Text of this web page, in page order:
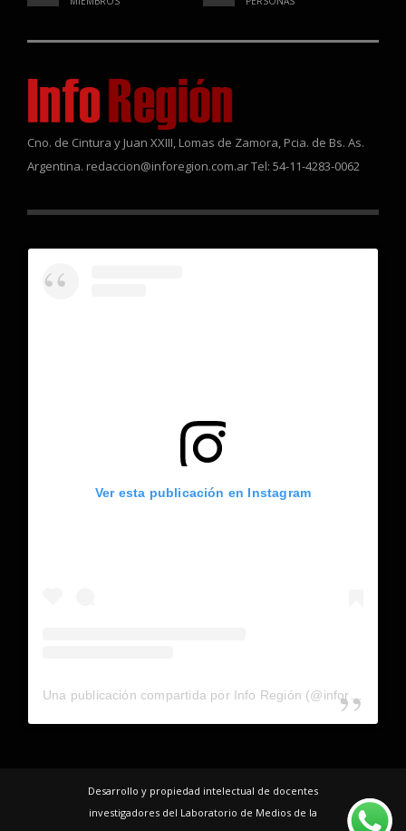
Cno. de Cintura y Juan XXIII, Lomas de Zamora, Pcia. de Bs. As.
Argentina. redaccion@inforegion.com.ar Tel: 54-11-4283-0062
Ver esta publicación en Instagram
Una publicación compartida por Info Región (@inforegion_redes)
Desarrollo y propiedad intelectual de docentes
investigadores del Laboratorio de Medios de la